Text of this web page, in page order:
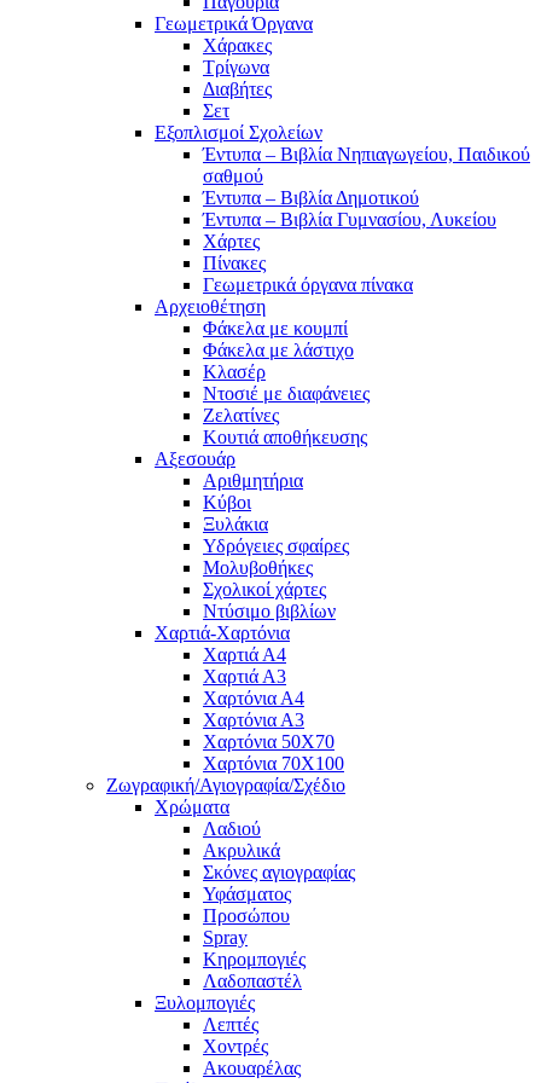
Γεωμετρικά Όργανα
Χάρακες
Τρίγωνα
Διαβήτες
Σετ
Εξοπλισμοί Σχολείων
Έντυπα – Βιβλία Νηπιαγωγείου, Παιδικού
σαθμού
Έντυπα – Βιβλία Δημοτικού
Έντυπα – Βιβλία Γυμνασίου, Λυκείου
Χάρτες
Πίνακες
Γεωμετρικά όργανα πίνακα
Αρχειοθέτηση
Φάκελα με κουμπί
Φάκελα με λάστιχο
Κλασέρ
Ντοσιέ με διαφάνειες
Ζελατίνες
Κουτιά αποθήκευσης
Αξεσουάρ
Αριθμητήρια
Κύβοι
Ξυλάκια
Υδρόγειες σφαίρες
Μολυβοθήκες
Σχολικοί χάρτες
Ντύσιμο βιβλίων
Χαρτιά-Χαρτόνια
Χαρτιά Α4
Χαρτιά Α3
Χαρτόνια Α4
Χαρτόνια Α3
Χαρτόνια 50Χ70
Χαρτόνια 70Χ100
Ζωγραφική/Αγιογραφία/Σχέδιο
Χρώματα
Λαδιού
Ακρυλικά
Σκόνες αγιογραφίας
Υφάσματος
Προσώπου
Spray
Κηρομπογιές
Λαδοπαστέλ
Ξυλομπογιές
Λεπτές
Χοντρές
Ακουαρέλας